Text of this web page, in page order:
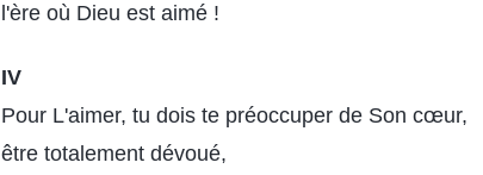
l'ère où Dieu est aimé !
IV
Pour L'aimer, tu dois te préoccuper de Son cœur,
être totalement dévoué,